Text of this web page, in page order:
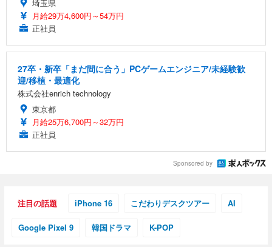
埼玉県
月給29万4,600円～54万円
正社員
27卒・新卒「まだ間に合う」PCゲームエンジニア/未経験歓
迎/移植・最適化
株式会社enrich technology
東京都
月給25万6,700円～32万円
正社員
Sponsored by
注目の話題 iPhone 16 こだわりデスクツアー AI
Google Pixel 9 韓国ドラマ K-POP